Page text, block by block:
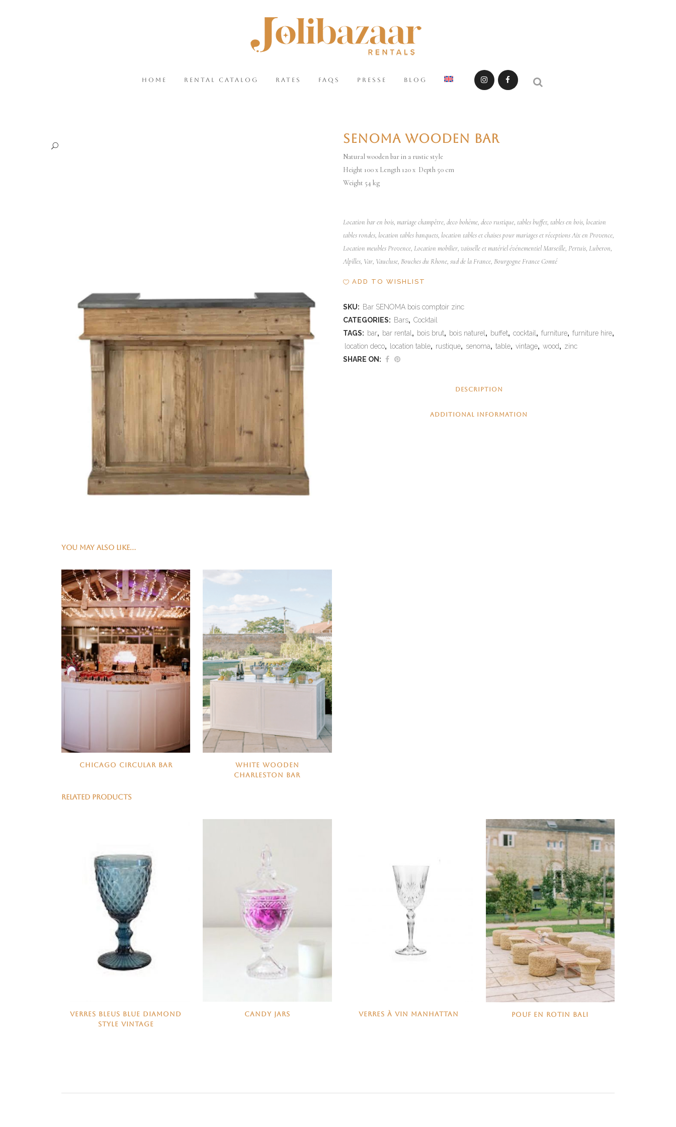
HOME RENTAL CATALOG RATES FAQS PRESSE BLOG
SENOMA WOODEN BAR
Natural wooden bar in a rustic style
Height 100 x Length 120 x Depth 50 cm
Weight 54 kg
Location bar en bois, mariage champêtre, deco bohème, deco rustique, tables buffet, tables en bois, location
tables rondes, location tables banquets, location tables et chaises pour mariages et réceptions Aix en Provence,
Location meubles Provence, Location mobilier, vaisselle et matériel événementiel Marseille, Pertuis, Luberon,
Alpilles, Var, Vaucluse, Bouches du Rhone, sud de la France, Bourgogne France Comté
ADD TO WISHLIST
SKU: Bar SENOMA bois comptoir zinc
CATEGORIES: Bars, Cocktail
TAGS: bar, bar rental , bois brut, bois naturel , buffet, cocktail , furniture, furniture hire,
location deco, location table, rustique, senoma, table, vintage, wood, zinc
SHARE ON:
DESCRIPTION
ADDITIONAL INFORMATION
YOU MAY ALSO LIKE…
CHICAGO CIRCULAR BAR
WHITE WOODEN
CHARLESTON BAR
RELATED PRODUCTS
VERRES BLEUS BLUE DIAMOND
STYLE VINTAGE
CANDY JARS VERRES À VIN MANHATTAN POUF EN ROTIN BALI